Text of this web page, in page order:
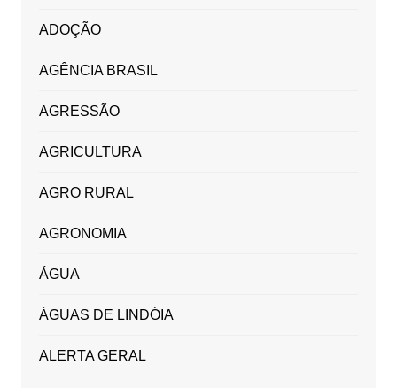
ADOÇÃO
AGÊNCIA BRASIL
AGRESSÃO
AGRICULTURA
AGRO RURAL
AGRONOMIA
ÁGUA
ÁGUAS DE LINDÓIA
ALERTA GERAL